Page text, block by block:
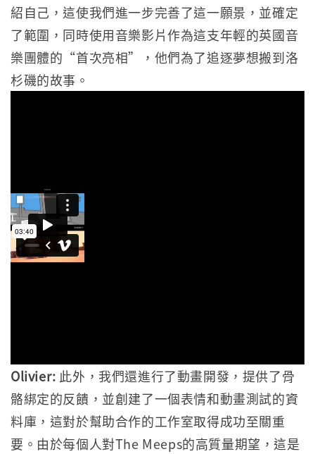
紹自己，這使我們進一步完善了這一願景，並確定
了範圍，同時使用音樂影片作為這支年輕的英國音
樂團體的“首次亮相”，他們為了追逐夢想搬到洛
杉磯的故事。
Olivier: 此外，我們還進行了動畫開發，提供了骨
骼綁定的反饋，並創建了一個表情和動畫測試的資
料庫，這對於幫助合作的工作室取得成功至關重
要。由於每個人對The Meeps的高質量期望，這是